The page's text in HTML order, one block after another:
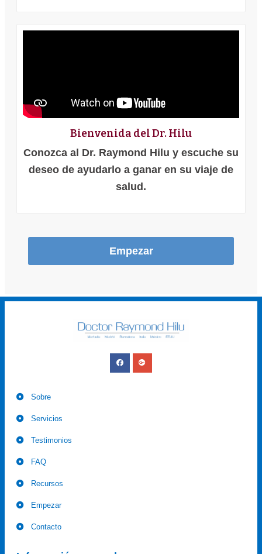
Bienvenida del Dr. Hilu
Conozca al Dr. Raymond Hilu y escuche su
deseo de ayudarlo a ganar en su viaje de
salud.
Empezar
Sobre
Servicios
Testimonios
FAQ
Recursos
Empezar
Contacto